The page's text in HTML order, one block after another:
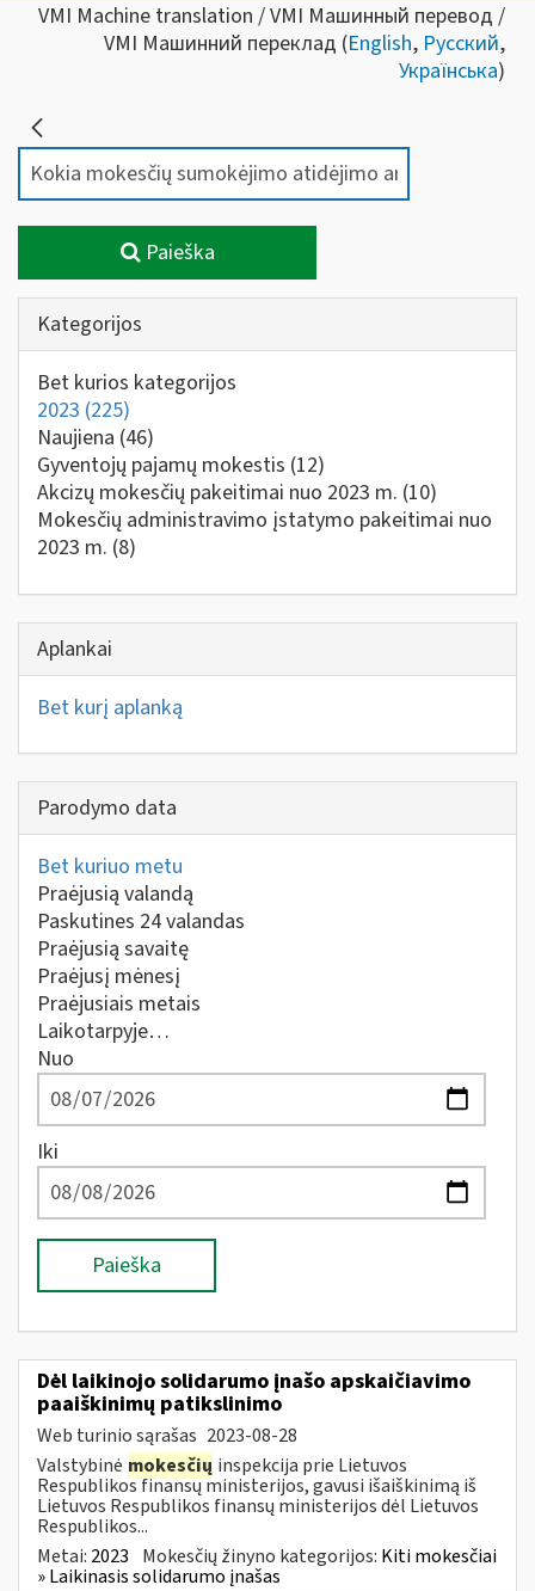
VMI Machine translation / VMI Машинный перевод /
VMI Машинний переклад (English, Русский,
Українська)
Paieška
Kategorijos
Bet kurios kategorijos
2023 (225)
Naujiena (46)
Gyventojų pajamų mokestis (12)
Akcizų mokesčių pakeitimai nuo 2023 m. (10)
Mokesčių administravimo įstatymo pakeitimai nuo
2023 m. (8)
Aplankai
Bet kurį aplanką
Parodymo data
Bet kuriuo metu
Praėjusią valandą
Paskutines 24 valandas
Praėjusią savaitę
Praėjusį mėnesį
Praėjusiais metais
Laikotarpyje…
Nuo
Iki
Paieška
Dėl laikinojo solidarumo įnašo apskaičiavimo
paaiškinimų patikslinimo
Web turinio sąrašas 2023-08-28
Valstybinė mokesčių inspekcija prie Lietuvos
Respublikos finansų ministerijos, gavusi išaiškinimą iš
Lietuvos Respublikos finansų ministerijos dėl Lietuvos
Respublikos...
Metai: 2023 Mokesčių žinyno kategorijos: Kiti mokesčiai
» Laikinasis solidarumo įnašas